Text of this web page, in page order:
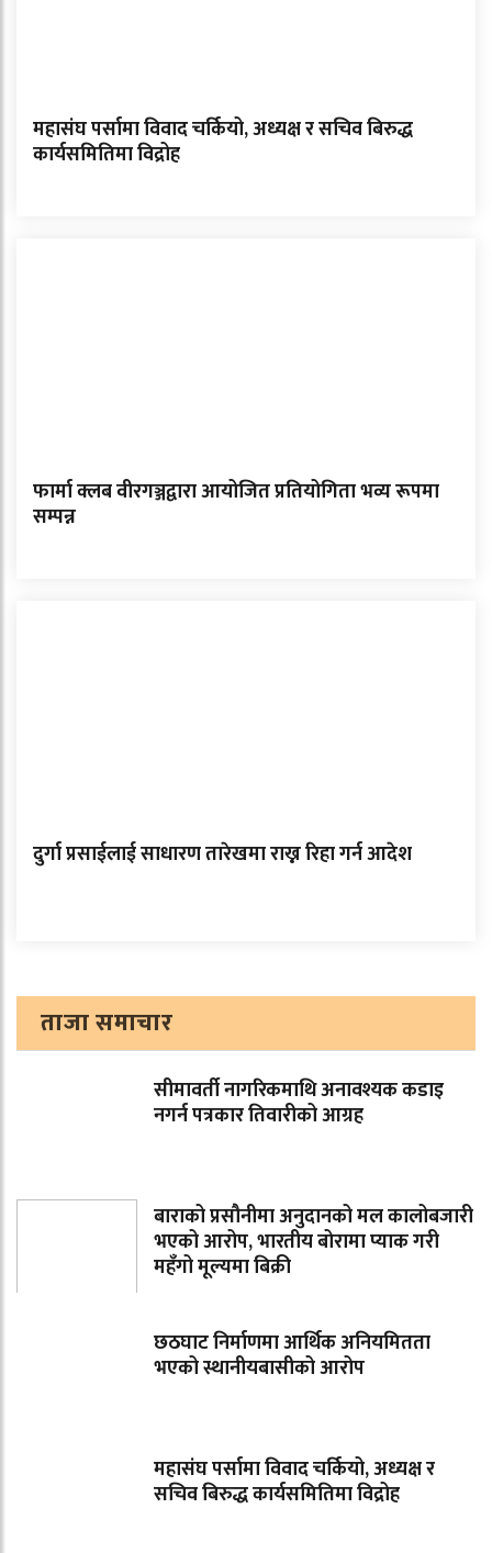
महासंघ पर्सामा विवाद चर्कियो, अध्यक्ष र सचिव बिरुद्ध
कार्यसमितिमा विद्रोह
फार्मा क्लब वीरगञ्जद्वारा आयोजित प्रतियोगिता भव्य रूपमा
सम्पन्न
दुर्गा प्रसाईलाई साधारण तारेखमा राख्न रिहा गर्न आदेश
ताजा समाचार
सीमावर्ती नागरिकमाथि अनावश्यक कडाइ
नगर्न पत्रकार तिवारीको आग्रह
बाराको प्रसौनीमा अनुदानको मल कालोबजारी
भएको आरोप, भारतीय बोरामा प्याक गरी
महँगो मूल्यमा बिक्री
छठघाट निर्माणमा आर्थिक अनियमितता
भएको स्थानीयबासीको आरोप
महासंघ पर्सामा विवाद चर्कियो, अध्यक्ष र
सचिव बिरुद्ध कार्यसमितिमा विद्रोह